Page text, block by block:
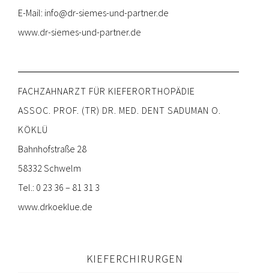
E-Mail: info@dr-siemes-und-partner.de
www.dr-siemes-und-partner.de
FACHZAHNARZT FÜR KIEFERORTHOPÄDIE
ASSOC. PROF. (TR) DR. MED. DENT SADUMAN O.
KÖKLÜ
Bahnhofstraße 28
58332 Schwelm
Tel.: 0 23 36 – 81 31 3
www.drkoeklue.de
KIEFERCHIRURGEN